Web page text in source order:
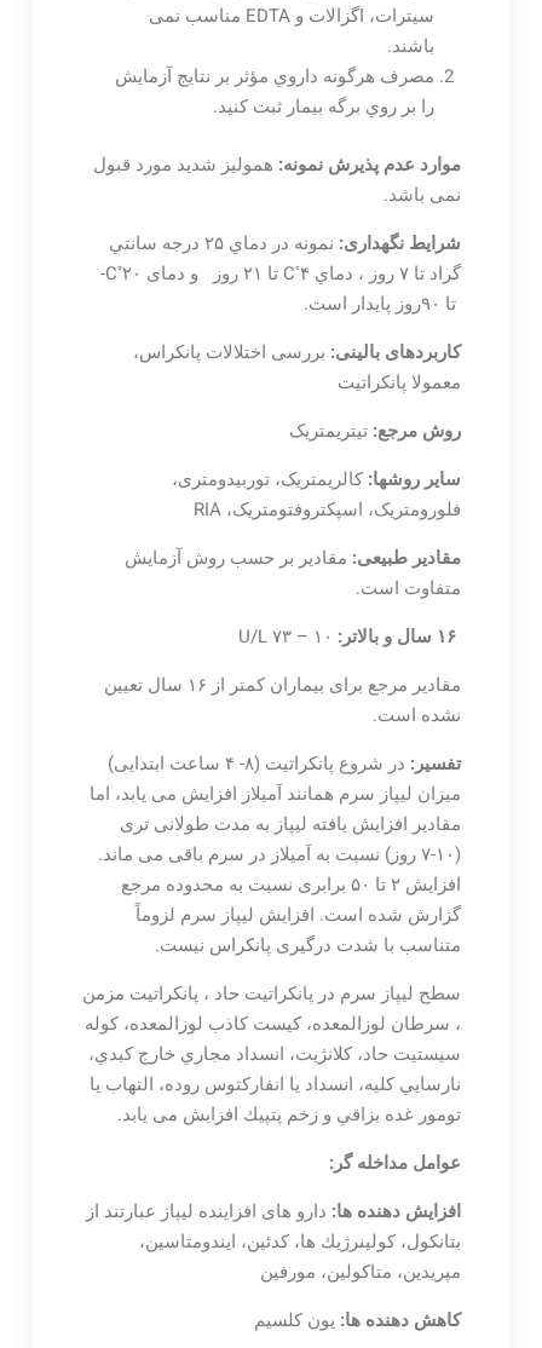
سیترات، اگزالات و EDTA مناسب نمی
باشند.
مصرف هرگونه داروي مؤثر بر نتايج آزمايش
را بر روي برگه بيمار ثبت كنيد.
موارد عدم پذیرش نمونه: همولیز شدید مورد قبول
نمی باشد.
شرایط نگهداری:
نمونه در دماي ۲۵ درجه سانتي
گراد تا ۷ روز ، دماي C
◦۴ تا ۲۱ روز و دمای C ◦
۲۰-
تا ۹۰روز پایدار است.
کاربردهای بالینی: بررسی اختلالات پانکراس،
معمولا پانکراتیت
روش مرجع: تیتریمتریک
سایر روشها: کالریمتریک، توربیدومتری،
فلورومتریک، اسپکتروفتومتریک، RIA
مقادیر طبیعی: مقادیر بر حسب روش آزمایش
متفاوت است.
۱۰ – ۷۳ U/L
مقادیر مرجع برای بیماران کمتر از ۱۶ سال تعیین
نشده است.
تفسیر:
در شروع پانکراتیت (۸- ۴ ساعت ابتدایی)
میزان لیپاز سرم همانند آمیلاز افزایش می یابد، اما
مقادیر افزایش یافته لیپاز به مدت طولانی تری
(۱۰-۷ روز) نسبت به آمیلاز در سرم باقی می ماند.
افزایش ۲ تا ۵۰ برابری نسبت به محدوده مرجع
گزارش شده است. افزایش لیپاز سرم لزوماً
متناسب با شدت درگیری پانکراس نیست.
سطح لیپاز سرم در پانكراتيت حاد ، پانكراتيت مزمن
، سرطان لوزالمعده، كيست كاذب لوزالمعده، كوله
سيستیت حاد، كلانژيت، انسداد مجاري خارج كبدي،
نارسايي كليه، انسداد يا انفاركتوس روده، التهاب يا
تومور غده بزاقي و زخم پتپيك افزایش می یابد.
عوامل مداخله گر:
افزایش دهنده ها: دارو های افزاینده لیپاز عبارتند از
بتانكول، كولينرژيك ها، كدئين، ايندومتاسين،
مپريدين، متاكولين، مورفين
کاهش دهنده ها: يون كلسيم